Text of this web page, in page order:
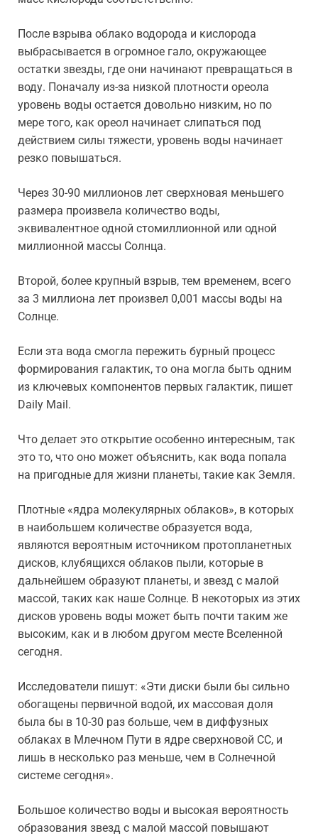
После взрыва облако водорода и кислорода
выбрасывается в огромное гало, окружающее
остатки звезды, где они начинают превращаться в
воду. Поначалу из-за низкой плотности ореола
уровень воды остается довольно низким, но по
мере того, как ореол начинает слипаться под
действием силы тяжести, уровень воды начинает
резко повышаться.
Через 30-90 миллионов лет сверхновая меньшего
размера произвела количество воды,
эквивалентное одной стомиллионной или одной
миллионной массы Солнца.
Второй, более крупный взрыв, тем временем, всего
за 3 миллиона лет произвел 0,001 массы воды на
Солнце.
Если эта вода смогла пережить бурный процесс
формирования галактик, то она могла быть одним
из ключевых компонентов первых галактик, пишет
Daily Mail.
Что делает это открытие особенно интересным, так
это то, что оно может объяснить, как вода попала
на пригодные для жизни планеты, такие как Земля.
Плотные «ядра молекулярных облаков», в которых
в наибольшем количестве образуется вода,
являются вероятным источником протопланетных
дисков, клубящихся облаков пыли, которые в
дальнейшем образуют планеты, и звезд с малой
массой, таких как наше Солнце. В некоторых из этих
дисков уровень воды может быть почти таким же
высоким, как и в любом другом месте Вселенной
сегодня.
Исследователи пишут: «Эти диски были бы сильно
обогащены первичной водой, их массовая доля
была бы в 10-30 раз больше, чем в диффузных
облаках в Млечном Пути в ядре сверхновой CC, и
лишь в несколько раз меньше, чем в Солнечной
системе сегодня».
Большое количество воды и высокая вероятность
образования звезд с малой массой повышают